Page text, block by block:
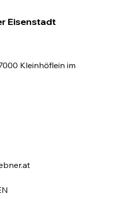
Eisenstadt
Kleinhöflein im